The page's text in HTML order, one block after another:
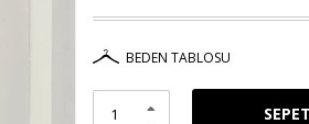
BEDEN TABLOSU